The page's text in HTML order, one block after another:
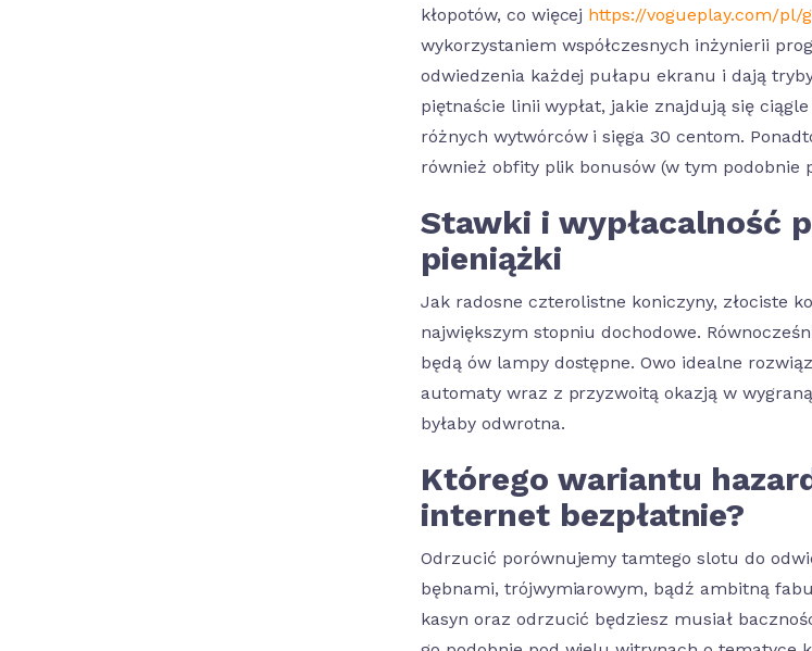
kłopotów, co więcej https://vogueplay.com/pl/
wykorzystaniem współczesnych inżynierii
odwiedzenia każdej pułapu ekranu i dają
piętnaście linii wypłat, jakie znajdują się
różnych wytwórców i sięga 30 centom.
również obfity plik bonusów (w tym podobnie
Stawki i wypłacalność
pieniążki
Jak radosne czterolistne koniczyny, złociste
największym stopniu dochodowe.
będą ów lampy dostępne. Owo idealne
automaty wraz z przyzwoitą okazją w
byłaby odwrotna.
Którego wariantu
internet bezpłatnie?
Odrzucić porównujemy tamtego slotu do
bębnami, trójwymiarowym, bądź ambitną
kasyn oraz odrzucić będziesz musiał